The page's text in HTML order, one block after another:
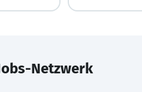
Netzwerk